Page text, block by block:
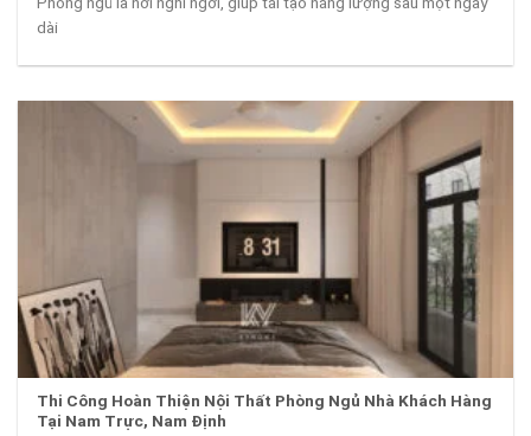
dài
Thi Công Hoàn Thiện Nội Thất Phòng Ngủ Nhà Khách Hàng
Tại Nam Trực, Nam Định